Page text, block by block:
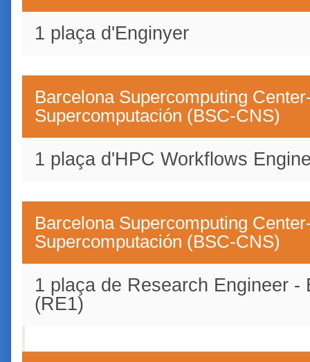
1 plaça d'Enginyer
Barcelona Supercomputing
Supercomputación (BSC-CNS)
1 plaça d'HPC Workflows
Barcelona Supercomputing
Supercomputación (BSC-CNS)
1 plaça de Research Engineer -
(RE1)